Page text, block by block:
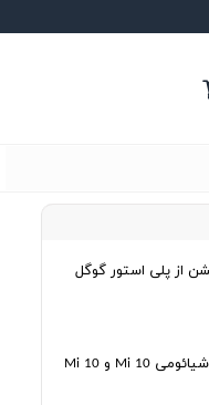
معرفی پرچم دار شیائومی Mi 10 و Mi 10